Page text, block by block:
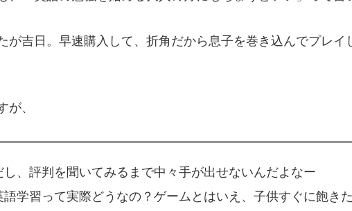
が吉日。早速購入して、折角だから息子を巻き込んでプレイ
が、
し、評判を聞いてみるまで中々手が出せないんだよなー
学習って実際どうなの？ゲームとはいえ、子供すぐに飽き